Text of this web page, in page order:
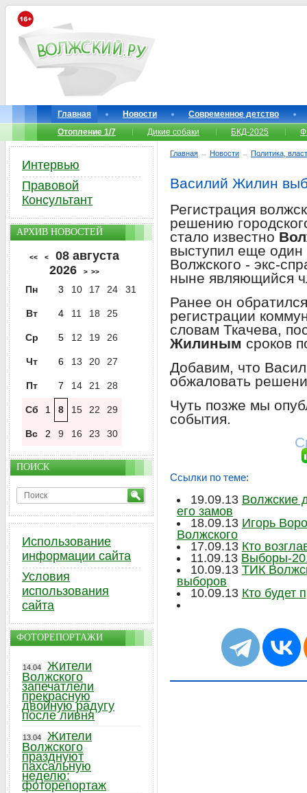
Главная Новости
Современное детство
Отопление 1/7
Дикие собаки БКД-2025
Главная → Новости → Политика,
Василий Жилин
Регистрация
решению
стало известно
выступил еще один
Волжского - экс-
ныне являющийся
Ранее он
регистрации
словам Ткачева,
Жилиным сроков
Добавим, что
обжаловать
Чуть позже мы
события.
Ссылки по теме:
19.09.13 Волжские
его замов
18.09.13 Игорь
Волжского
17.09.13 Кто
11.09.13 Выборы-
10.09.13 ТИК
выборов
10.09.13 Кто будет
Интервью
Правовой
Консультант
АРХИВ НОВОСТЕЙ
<< <
08 августа
2026
> >>
Пн 3 10 17 24 31
Вт 4 11 18 25
Ср 5 12 19 26
Чт 6 13 20 27
Пт 7 14 21 28
Сб 1 8 15 22 29
Вс 2 9 16 23 30
ПОИСК
Использование
информации сайта
Условия
использования
сайта
ФОТОРЕПОРТАЖИ
14.04
Жители
Волжского
запечатлели
прекрасную
двойную радугу
после ливня
13.04
Жители
Волжского
празднуют
пахсальную
неделю:
фоторепортаж